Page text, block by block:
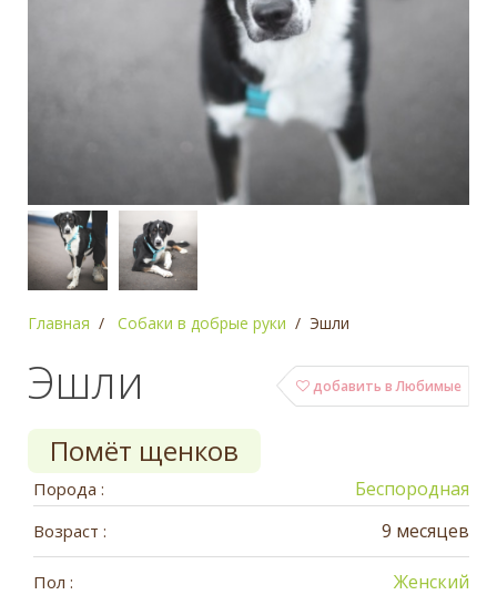
Главная Собаки в добрые руки Эшли
добавить в Любимые
Эшли
Помёт щенков
Порода : Беспородная
Возраст : 9 месяцев
Пол : Женский